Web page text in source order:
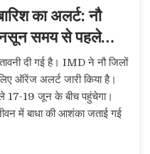
का अलर्ट: नौ
समय से पहले
दी गई है। IMD ने नौ जिलों
ऑरेंज अलर्ट जारी किया है।
17-19 जून के बीच पहुंचेगा।
में बाधा की आशंका जताई गई